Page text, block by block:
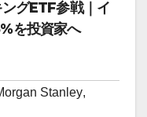
グETF参戦｜イ
を投資家へ
Stanley,